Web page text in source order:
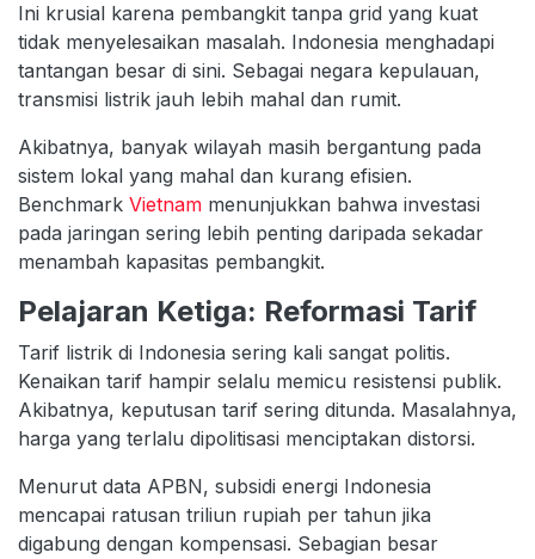
Ini krusial karena pembangkit tanpa grid yang kuat
tidak menyelesaikan masalah. Indonesia menghadapi
tantangan besar di sini. Sebagai negara kepulauan,
transmisi listrik jauh lebih mahal dan rumit.
Akibatnya, banyak wilayah masih bergantung pada
sistem lokal yang mahal dan kurang efisien.
Benchmark Vietnam menunjukkan bahwa investasi
pada jaringan sering lebih penting daripada sekadar
menambah kapasitas pembangkit.
Pelajaran Ketiga: Reformasi Tarif
Tarif listrik di Indonesia sering kali sangat politis.
Kenaikan tarif hampir selalu memicu resistensi publik.
Akibatnya, keputusan tarif sering ditunda. Masalahnya,
harga yang terlalu dipolitisasi menciptakan distorsi.
Menurut data APBN, subsidi energi Indonesia
mencapai ratusan triliun rupiah per tahun jika
digabung dengan kompensasi. Sebagian besar